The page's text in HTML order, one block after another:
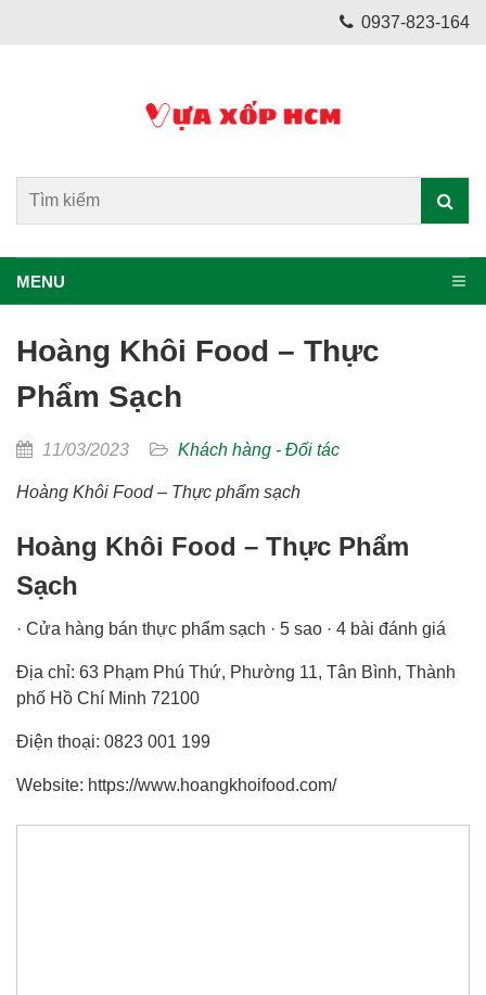
0937-823-164
MENU
Hoàng Khôi Food – Thực
Phẩm Sạch
11/03/2023 Khách hàng - Đối tác
Hoàng Khôi Food – Thực phẩm sạch
Hoàng Khôi Food – Thực Phẩm
Sạch
· Cửa hàng bán thực phẩm sạch · 5 sao · 4 bài đánh giá
Địa chỉ: 63 Phạm Phú Thứ, Phường 11, Tân Bình, Thành
phố Hồ Chí Minh 72100
Điện thoại: 0823 001 199
Website: https://www.hoangkhoifood.com/